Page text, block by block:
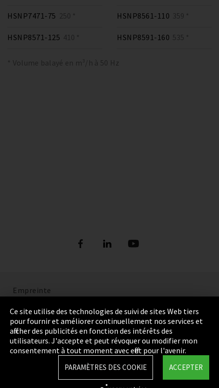
HSNP7471-75 250 * HSNP8561-110 359 *
HSNP8571-125 410 * HSNP8591-160 535 *
* Volume balayé en m³/h à 50 Hz
Empreinte
Politique de confidentialité
Cookie Settings
Termes et Conditions
Integrity Line
Ce site utilise des technologies de suivi de sites Web tiers
pour fournir et améliorer continuellement nos services et
afficher des publicités en fonction des intérêts des
utilisateurs. J'accepte et peut révoquer ou modifier mon
consentement à tout moment avec effet pour l'avenir.
ACCEPTER
PARAMÈTRES DES COOKIE